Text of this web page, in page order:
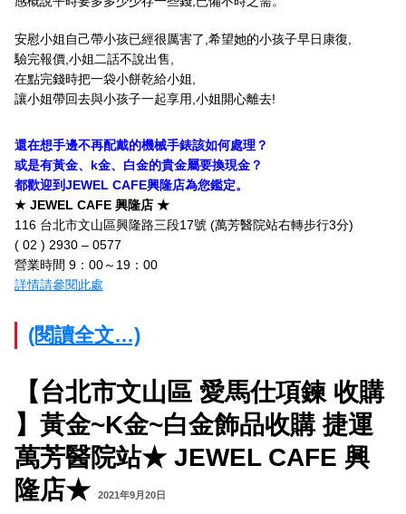
安慰小姐自己帶小孩已經很厲害了,希望她的小孩子早日康復,
驗完報價,小姐二話不說出售,
在點完錢時把一袋小餅乾給小姐,
讓小姐帶回去與小孩子一起享用,小姐開心離去!
還在想手邊不再配戴的機械手錶該如何處理？
或是有黃金、k金、白金的貴金屬要換現金？
都歡迎到JEWEL CAFE興隆店為您鑑定。
★ JEWEL CAFE 興隆店 ★
116 台北市文山區興隆路三段17號 (萬芳醫院站右轉步行3分)
( 02 ) 2930 – 0577
營業時間 9：00～19：00
詳情請參閱此處
(閱讀全文…)
【台北市文山區 愛馬仕項鍊 收購
】黃金~K金~白金飾品收購 捷運
萬芳醫院站★ JEWEL CAFE 興
隆店★
2021年9月20日